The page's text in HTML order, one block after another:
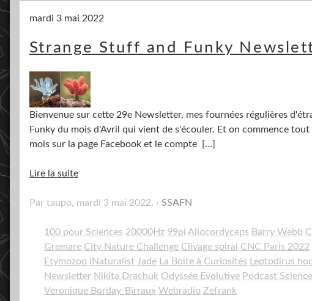
mardi 3 mai 2022
Strange Stuff and Funky
Bienvenue sur cette 29e Newsletter, mes fournées régulières
Funky du mois d'Avril qui vient de s'écouler. Et on commence
mois sur la page Facebook et le compte
[…]
Lire la suite
Par taupo, mardi 3 mai 2022. SSAFN
100 pour Sciences 20000Hz 99pi Allocordyceps Barry Webb
Gremare City Nature Challenge Clivage spiral CNC Paris 2022
Etymozoo iNaturalist Jade La Boîte à Curiosités Leptodirus
Newsletter Nikita Drachuk Odyssée Evolutive Podcast Science
Veronique Borday-Birraux Webradio Zefrank